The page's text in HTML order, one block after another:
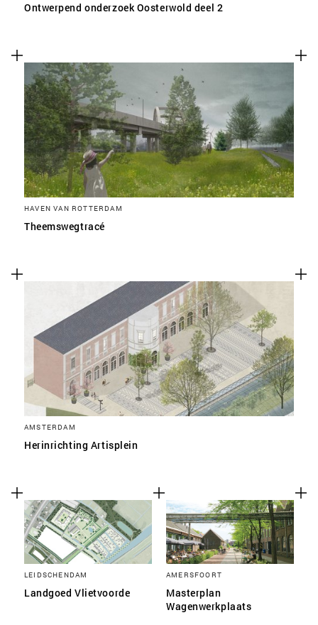
Ontwerpend onderzoek Oosterwold deel 2
HAVEN VAN ROTTERDAM
Theemswegtracé
AMSTERDAM
Herinrichting Artisplein
LEIDSCHENDAM
Landgoed Vlietvoorde
AMERSFOORT
Masterplan
Wagenwerkplaats